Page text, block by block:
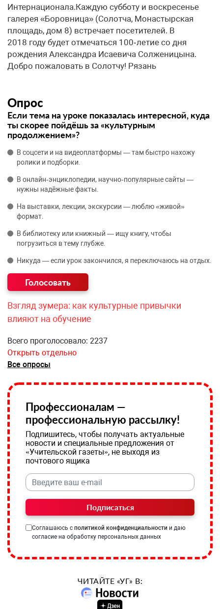
Интернационала.Каждую субботу и воскресенье
галерея «Боровница» (Солотча, Монастырская
площадь, дом 8) встречает посетителей. В
2018 году будет отмечаться 100‑летие со дня
рождения Александра Исаевича Солженицына.
Добро пожаловать в Солотчу! Рязань
Опрос
Если тема на уроке показалась интересной, куда
ты скорее пойдёшь за «культурным
продолжением»?
В соцсети и на видеоплатформы — там быстро нахожу
ролики и подборки.
В онлайн‑энциклопедии, научно‑популярные сайты —
нужны надёжные факты.
На выставки, лекции, экскурсии — люблю «живой»
формат.
В библиотеку или книжный — ищу книгу, чтобы
погрузиться в тему глубже.
Никуда — если урок закончился, я переключаюсь на отдых.
Взгляд зумера: как культурные привычки
влияют на обучение
Всего проголосовало: 2237
Открыть отдельно
Все опросы
Профессионалам —
профессиональную рассылку!
Подпишитесь, чтобы получать актуальные
новости и специальные предложения от
«Учительской газеты», не выходя из
почтового ящика
Подписаться
Соглашаюсь с политикой конфиденциальности и даю
согласие на обработку персональных данных
ЧИТАЙТЕ «УГ» В: